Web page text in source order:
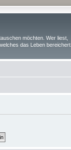
möchten. Wer liest,
das Leben bereichert.